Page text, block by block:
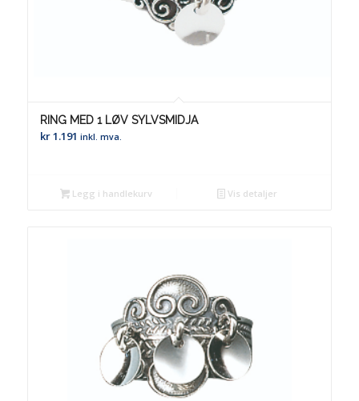
RING MED 1 LØV SYLVSMIDJA
kr1.191 inkl. mva.
Legg i handlekurv Vis detaljer